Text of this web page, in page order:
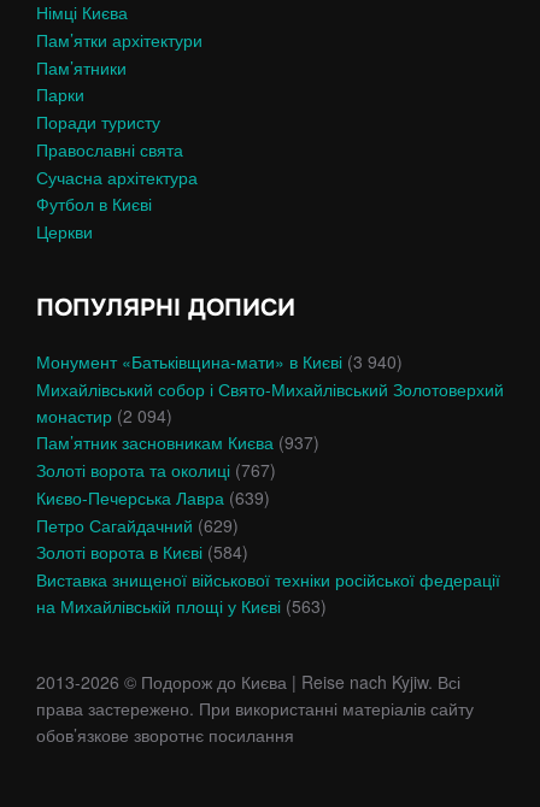
Німці Києва
Пам’ятки архітектури
Пам’ятники
Парки
Поради туристу
Православні свята
Сучасна архітектура
Футбол в Києві
Церкви
ПОПУЛЯРНІ ДОПИСИ
Монумент «Батьківщина-мати» в Києві (3 940)
Михайлівський собор і Свято-Михайлівський Золотоверхий
монастир (2 094)
Пам’ятник засновникам Києва (937)
Золоті ворота та околиці (767)
Києво-Печерська Лавра (639)
Петро Сагайдачний (629)
Золоті ворота в Києві (584)
Виставка знищеної військової техніки російської федерації
на Михайлівській площі у Києві (563)
2013-2026 © Подорож до Києва | Reise nach Kyjiw. Всі
права застережено. При використанні матеріалів сайту
обов’язкове зворотнє посилання